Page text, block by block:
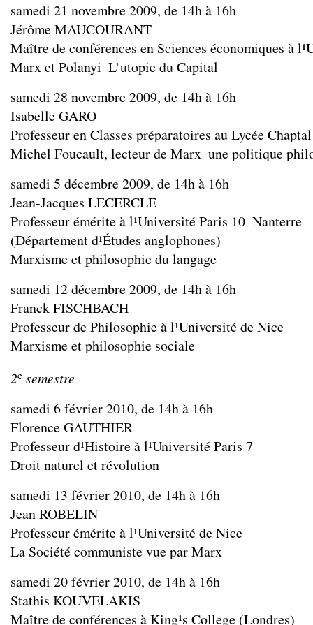
samedi 21 novembre 2009, de 14h à 16h
Jérôme MAUCOURANT
Maître de conférences en Sciences économiques à
Marx et Polanyi ­ L’utopie du Capital
samedi 28 novembre 2009, de 14h à 16h
Isabelle GARO
Professeur en Classes préparatoires au Lycée
Michel Foucault, lecteur de Marx ­ une politique
samedi 5 décembre 2009, de 14h à 16h
Jean-Jacques LECERCLE
Professeur émérite à l¹Université Paris 10 ­ Nanterre
(Département d¹Études anglophones)
Marxisme et philosophie du langage
samedi 12 décembre 2009, de 14h à 16h
Franck FISCHBACH
Professeur de Philosophie à l¹Université de Nice
Marxisme et philosophie sociale
2e semestre
samedi 6 février 2010, de 14h à 16h
Florence GAUTHIER
Professeur d¹Histoire à l¹Université Paris 7
Droit naturel et révolution
samedi 13 février 2010, de 14h à 16h
Jean ROBELIN
Professeur émérite à l¹Université de Nice
La Société communiste vue par Marx
samedi 20 février 2010, de 14h à 16h
Stathis KOUVELAKIS
Maître de conférences à King¹s College (Londres)